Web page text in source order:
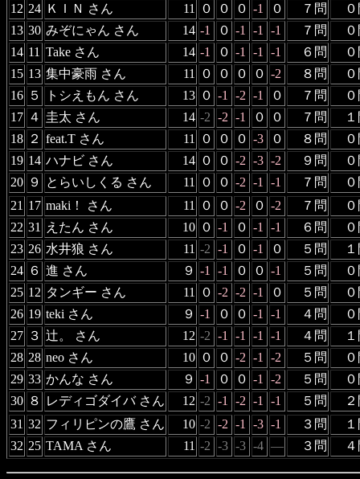
12 24 ＫＩＮ さん 11 ０ ０ ０ -1 ０ ７問
13 30 みぞにゃん さん 14 -1 ０ -1 -1 -1 ７問
14 11 Take さん 14 -1 ０ -1 -1 -1 ６問
15 13 集中豪雨 さん 11 ０ ０ ０ ０ -2 ８問
16 ５ トシえもん さん 13 ０ -1 -2 -1 ０ ７問
17 ４ 圭太 さん 14 -2 -2 -1 ０ ０ ７問
18 ２ feat.T さん 11 ０ ０ ０ -3 ０ ８問
19 14 ハナビ さん 14 ０ ０ -2 -3 -2 ９問
20 ９ とらいしくる さん 11 ０ ０ -2 -1 -1 ７問
21 17 maki！ さん 11 ０ ０ -2 ０ -2 ７問
22 31 えたん さん 10 ０ -1 ０ -1 -1 ６問
23 26 水井狼 さん 11 -2 -1 ０ -1 ０ ５問
24 ６ 進 さん ９ -1 -1 ０ ０ -1 ５問
25 12 タンギー さん 11 ０ -2 -2 -1 ０ ５問
26 19 teki さん ９ -1 ０ ０ -1 -1 ４問
27 ３ 辻。 さん 12 -2 -1 -1 -1 -1 ４問
28 28 neo さん 10 ０ ０ -2 -1 -2 ５問
29 33 かんな さん ９ -1 ０ ０ -1 -2 ５問
30 ８ レディゴダイバ さん 12 -2 -1 -2 -1 -1 ５問
31 32 フィリピンの鷹 さん 10 -2 -2 -1 -3 -1 ３問
32 25 TAMA さん 11 -2 -3 -3 -4 ― ３問